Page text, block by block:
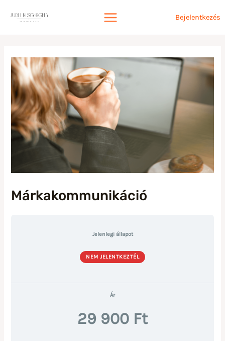
Bejelentkezés
Márkakommunikáció
Jelenlegi állapot
NEM JELENTKEZTÉL
Ár